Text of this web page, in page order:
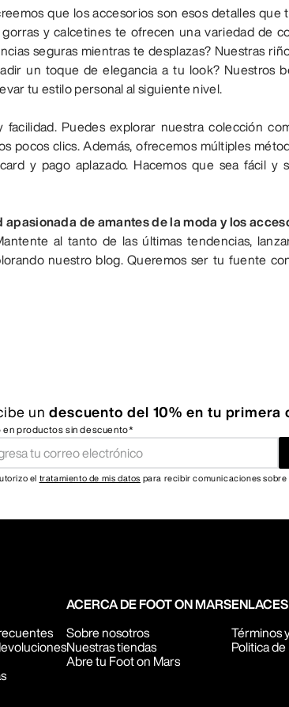
que los accesorios son esos detalles que
y calcetines te ofrecen una variedad de
seguras mientras te desplazas? Nuestras
un toque de elegancia a tu look? Nuestros
tu estilo personal al siguiente nivel.
Puedes explorar nuestra colección
pocos clics. Además, ofrecemos múltiples
y pago aplazado. Hacemos que sea fácil y
de amantes de la moda y los
al tanto de las últimas tendencias,
nuestro blog. Queremos ser tu fuente
un descuento del 10% en tu primera
en productos sin descuento*
el tratamiento de mis datos para recibir comunicaciones sobre
ACERCA DE FOOT ON MARS
Sobre nosotros
Nuestras tiendas
Abre tu Foot on Mars
Términos
Politica